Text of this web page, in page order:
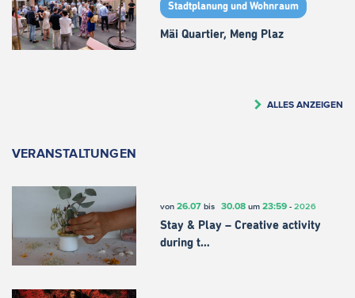
Stadtplanung und Wohnraum
Mäi Quartier, Meng Plaz
ALLES ANZEIGEN
VERANSTALTUNGEN
von 26.07bis 30.08um 23:59- 2026
Stay & Play – Creative activity
during t…